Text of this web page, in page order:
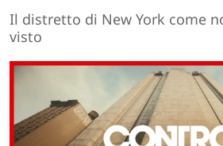
Il distretto di New York come
visto